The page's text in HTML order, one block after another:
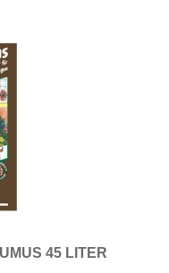
45 LITER